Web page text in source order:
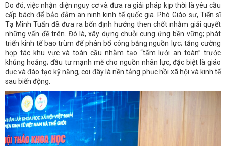
Do đó, việc nhận diện nguy cơ và đưa ra giải pháp kịp thời là yêu cầu
cấp bách để bảo đảm an ninh kinh tế quốc gia. Phó Giáo sư, Tiến sĩ
Tạ Minh Tuấn đã đưa ra bốn định hướng then chốt nhằm giải quyết
những vấn đề trên. Đó là, xây dựng chuỗi cung ứng bền vững; phát
triển kinh tế bao trùm để phân bổ công bằng nguồn lực; tăng cường
hợp tác khu vực và toàn cầu nhằm tạo “tấm lưới an toàn” trước
khủng hoảng; đầu tư mạnh mẽ cho nguồn nhân lực, đặc biệt là giáo
dục và đào tạo kỹ năng, coi đây là nền tảng phục hồi xã hội và kinh tế
sau biến động.